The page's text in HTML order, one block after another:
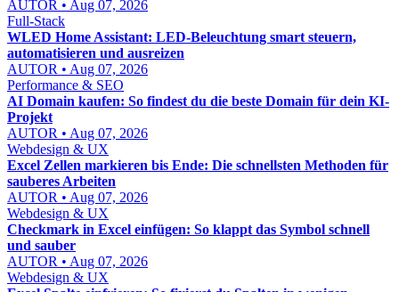
AUTOR • Aug 07, 2026
Full-Stack
WLED Home Assistant: LED-Beleuchtung smart steuern,
automatisieren und ausreizen
AUTOR • Aug 07, 2026
Performance & SEO
AI Domain kaufen: So findest du die beste Domain für dein KI-
Projekt
AUTOR • Aug 07, 2026
Webdesign & UX
Excel Zellen markieren bis Ende: Die schnellsten Methoden für
sauberes Arbeiten
AUTOR • Aug 07, 2026
Webdesign & UX
Checkmark in Excel einfügen: So klappt das Symbol schnell
und sauber
AUTOR • Aug 07, 2026
Webdesign & UX